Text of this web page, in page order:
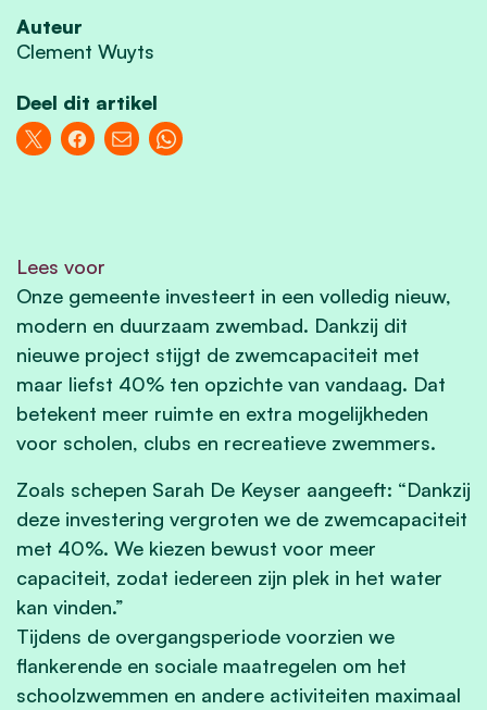
Auteur
Clement Wuyts
Deel dit artikel
Lees voor
Onze gemeente investeert in een volledig nieuw,
modern en duurzaam zwembad. Dankzij dit
nieuwe project stijgt de zwemcapaciteit met
maar liefst 40% ten opzichte van vandaag. Dat
betekent meer ruimte en extra mogelijkheden
voor scholen, clubs en recreatieve zwemmers.
Zoals schepen Sarah De Keyser aangeeft: “Dankzij
deze investering vergroten we de zwemcapaciteit
met 40%. We kiezen bewust voor meer
capaciteit, zodat iedereen zijn plek in het water
kan vinden.”
Tijdens de overgangsperiode voorzien we
flankerende en sociale maatregelen om het
schoolzwemmen en andere activiteiten maximaal